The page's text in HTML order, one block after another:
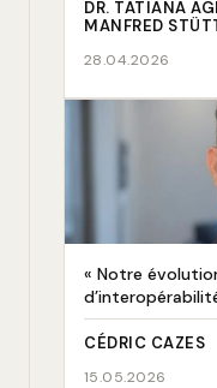
DR. TATIANA
MANFRED
28.04.2026
« Notre
CÉDRIC CAZES
15.05.2026